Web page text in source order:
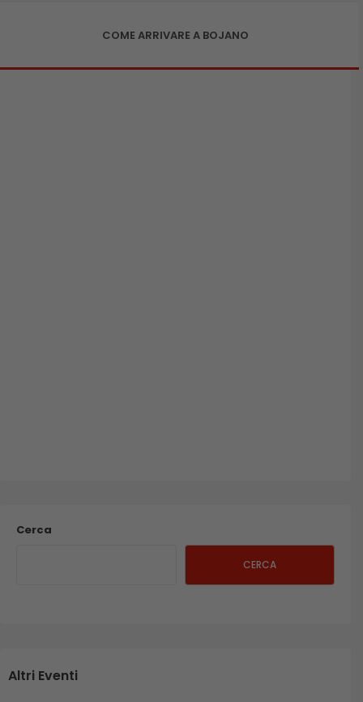
COME ARRIVARE A BOJANO
Cerca
CERCA
Altri Eventi